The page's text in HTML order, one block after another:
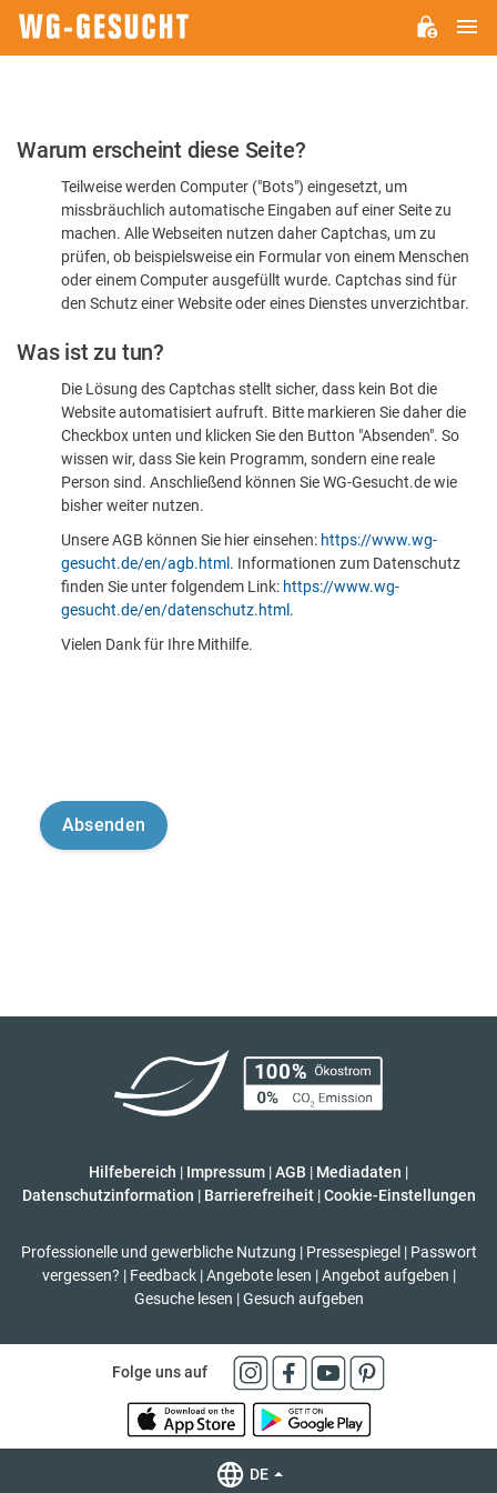
Bitte
dass
sind
Warum erscheint diese Seite?
Teilweise werden Computer ("Bots") eingesetzt, um
missbräuchlich automatische Eingaben auf einer Seite zu
machen. Alle Webseiten nutzen daher Captchas, um zu
prüfen, ob beispielsweise ein Formular von einem Menschen
oder einem Computer ausgefüllt wurde. Captchas sind für
den Schutz einer Website oder eines Dienstes unverzichtbar.
Was ist zu tun?
Die Lösung des Captchas stellt sicher, dass kein Bot die
Website automatisiert aufruft. Bitte markieren Sie daher die
Checkbox unten und klicken Sie den Button "Absenden". So
wissen wir, dass Sie kein Programm, sondern eine reale
Person sind. Anschließend können Sie WG-Gesucht.de wie
bisher weiter nutzen.
Unsere AGB können Sie hier einsehen: https://www.wg-
gesucht.de/en/agb.html . Informationen zum Datenschutz
finden Sie unter folgendem Link: https://www.wg-
gesucht.de/en/datenschutz.html .
Vielen Dank für Ihre Mithilfe.
Hilfebereich | Impressum |AGB | Mediadaten |
Datenschutzinformation | Barrierefreiheit | Cookie-Einstellungen
Professionelle und gewerbliche Nutzung | Pressespiegel | Passwort
vergessen? | Feedback | Angebote lesen | Angebot aufgeben |
Gesuche lesen | Gesuch aufgeben
Folge uns auf
DE